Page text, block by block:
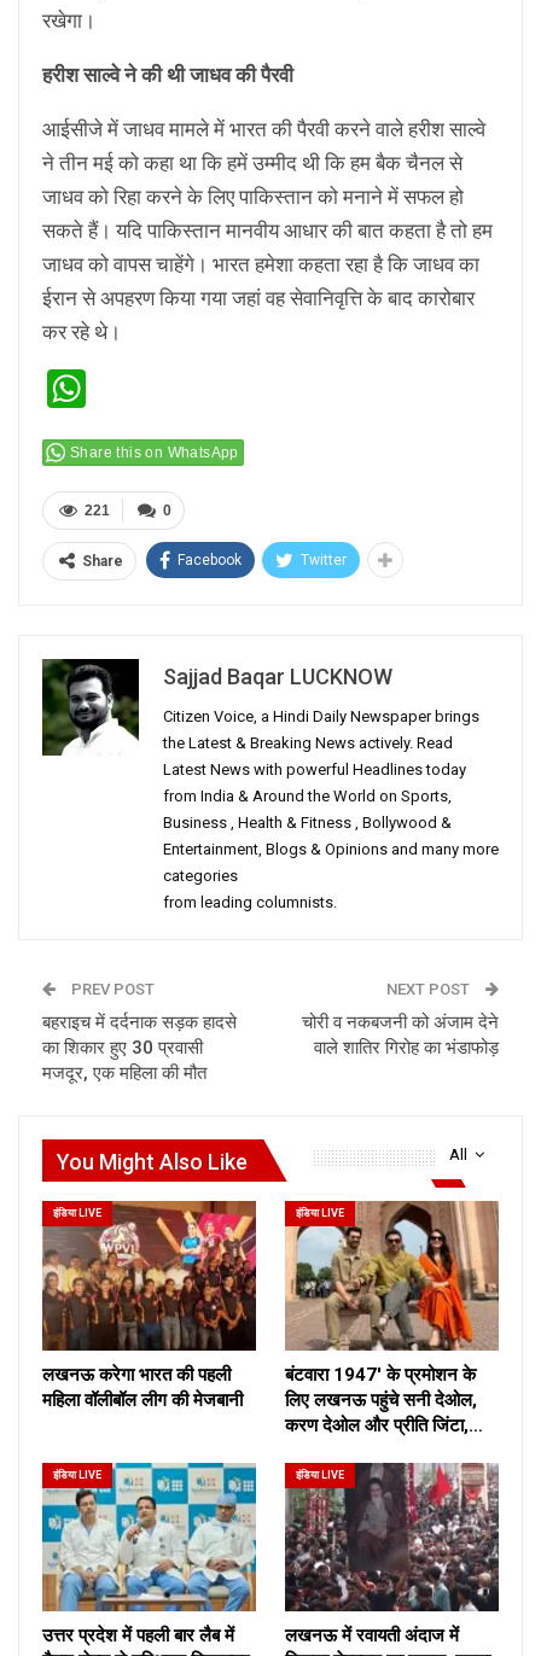
रखेगा।
हरीश साल्वे ने की थी जाधव की पैरवी
आईसीजे में जाधव मामले में भारत की पैरवी करने वाले हरीश साल्वे
ने तीन मई को कहा था कि हमें उम्मीद थी कि हम बैक चैनल से
जाधव को रिहा करने के लिए पाकिस्तान को मनाने में सफल हो
सकते हैं। यदि पाकिस्‍तान मानवीय आधार की बात कहता है तो हम
जाधव को वापस चाहेंगे। भारत हमेशा कहता रहा है कि जाधव का
ईरान से अपहरण किया गया जहां वह सेवानिवृत्ति के बाद कारोबार
कर रहे थे।
Share this on WhatsApp
0
221
Share Facebook Twitter
Sajjad Baqar LUCKNOW
Citizen Voice, a Hindi Daily Newspaper brings
the Latest & Breaking News actively. Read
Latest News with powerful Headlines today
from India & Around the World on Sports,
Business , Health & Fitness , Bollywood &
Entertainment, Blogs & Opinions and many more
categories
from leading columnists.
PREV POST
बहराइच में दर्दनाक सड़क हादसे
का शिकार हुए 30 प्रवासी
मजदूर, एक महिला की मौत
NEXT POST
चोरी व नकबजनी को अंजाम देने
वाले शातिर गिरोह का भंडाफोड़
All
You Might Also Like
इंडिया LIVE
लखनऊ करेगा भारत की पहली
महिला वॉलीबॉल लीग की मेजबानी
इंडिया LIVE
बंटवारा 1947′ के प्रमोशन के
लिए लखनऊ पहुंचे सनी देओल,
करण देओल और प्रीति जिंटा,…
इंडिया LIVE
उत्तर प्रदेश में पहली बार लैब में
इंडिया LIVE
लखनऊ में रवायती अंदाज में